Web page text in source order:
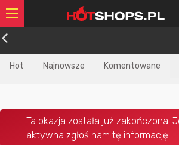
Hot Najnowsze Komentowane